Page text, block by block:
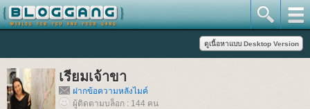
เรียมเจ้าขา
ฝากข้อความหลังไมค์
ผู้ติดตามบล็อก : 144 คน